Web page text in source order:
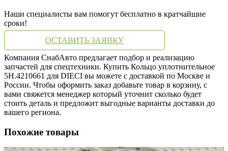
Наши специалисты вам помогут бесплатно в кратчайшие
сроки!
ОСТАВИТЬ ЗАЯВКУ
Компания СнабАвто предлагает подбор и реализацию
запчастей для спецтехники. Купить Кольцо уплотнительное
5H.4210661 для DIECI вы можете с доставкой по Москве и
России. Чтобы оформить заказ добавьте товар в корзину, с
вами свяжется менеджер который уточнит сколько будет
стоить деталь и предложит выгодные варианты доставки до
вашего региона.
Похожие товары